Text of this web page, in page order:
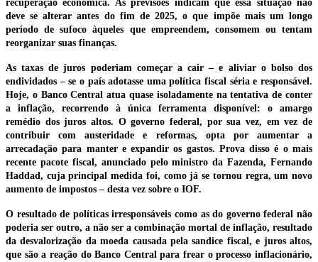
recuperação econômica. As previsões indicam que essa situação não
deve se alterar antes do fim de 2025, o que impõe mais um longo
período de sufoco àqueles que empreendem, consomem ou tentam
reorganizar suas finanças.
As taxas de juros poderiam começar a cair – e aliviar o bolso dos
endividados – se o país adotasse uma política fiscal séria e responsável.
Hoje, o Banco Central atua quase isoladamente na tentativa de conter
a inflação, recorrendo à única ferramenta disponível: o amargo
remédio dos juros altos. O governo federal, por sua vez, em vez de
contribuir com austeridade e reformas, opta por aumentar a
arrecadação para manter e expandir os gastos. Prova disso é o mais
recente pacote fiscal, anunciado pelo ministro da Fazenda, Fernando
Haddad, cuja principal medida foi, como já se tornou regra, um novo
aumento de impostos – desta vez sobre o IOF.
O resultado de políticas irresponsáveis como as do governo federal não
poderia ser outro, a não ser a combinação mortal de inflação, resultado
da desvalorização da moeda causada pela sandice fiscal, e juros altos,
que são a reação do Banco Central para frear o processo inflacionário,